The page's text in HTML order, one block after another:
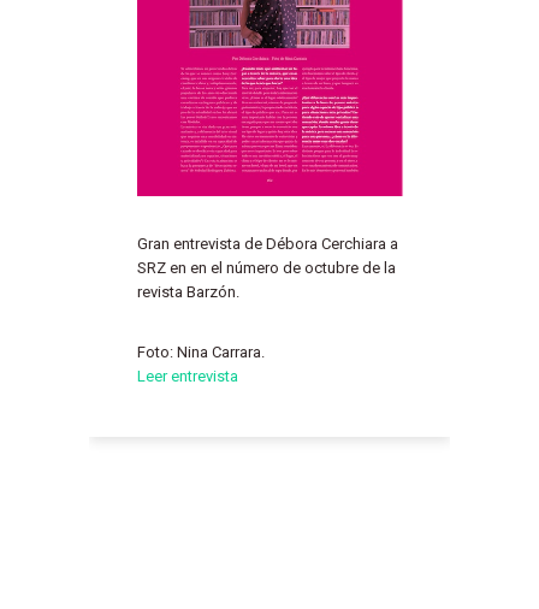
Gran entrevista de Débora Cerchiara a
SRZ en en el número de octubre de la
revista Barzón.
Foto: Nina Carrara.
Leer entrevista